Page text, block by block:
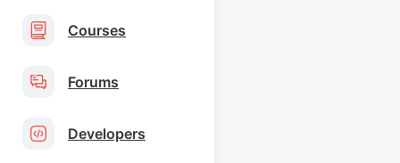
Courses
Forums
Developers